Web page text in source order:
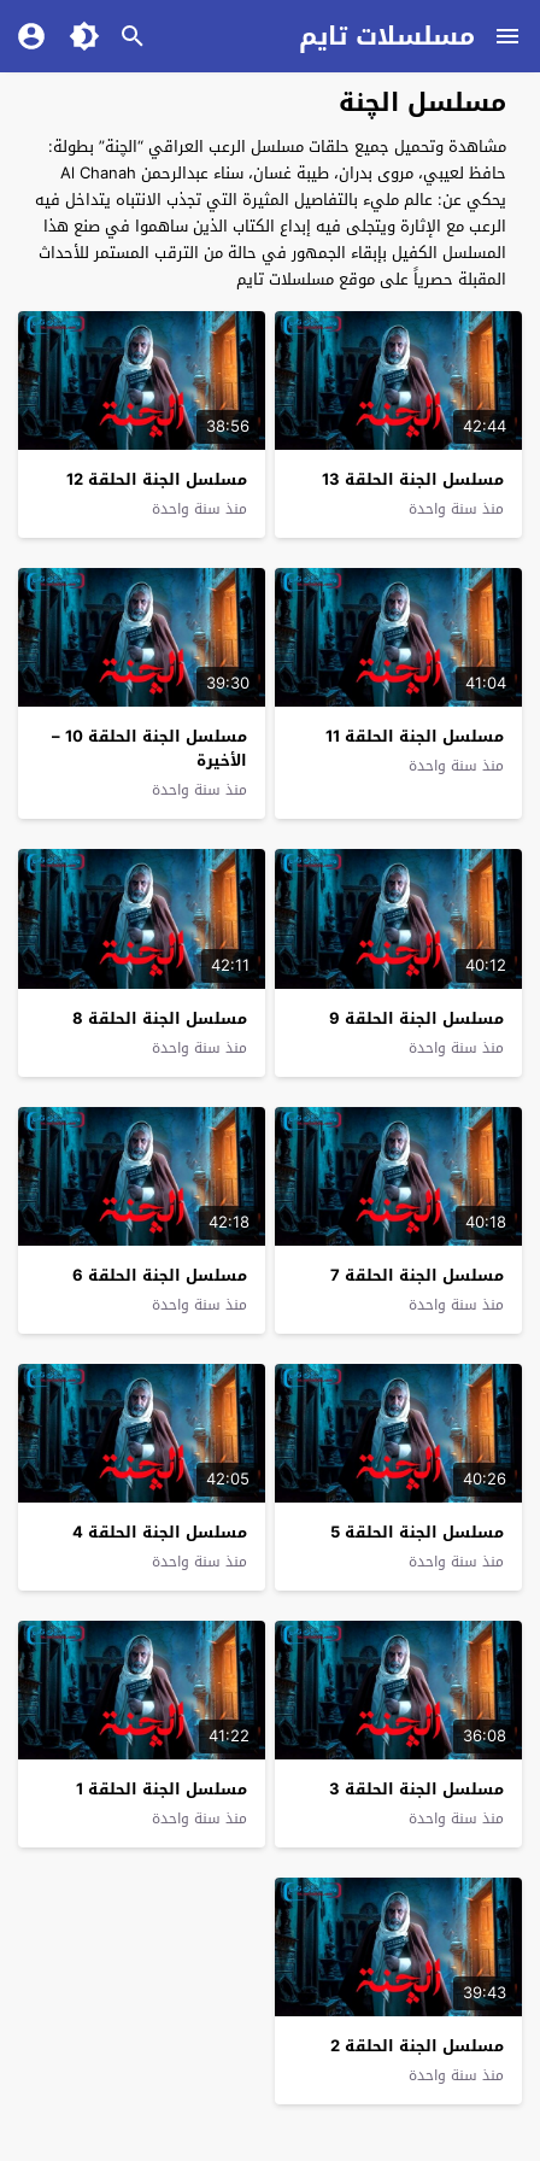
مسلسلات تايم
مسلسل الچنة
مشاهدة وتحميل جميع حلقات مسلسل الرعب العراقي “الچنة” بطولة:
حافظ لعيبي، مروى بدران، طيبة غسان، سناء عبدالرحمن Al Chanah
يحكي عن: عالم مليء بالتفاصيل المثيرة التي تجذب الانتباه يتداخل فيه
الرعب مع الإثارة ويتجلى فيه إبداع الكتاب الذين ساهموا في صنع هذا
المسلسل الكفيل بإبقاء الجمهور في حالة من الترقب المستمر للأحداث
المقبلة حصرياً على موقع مسلسلات تايم
42:44
مسلسل الجنة الحلقة 13
منذ سنة واحدة
38:56
مسلسل الجنة الحلقة 12
منذ سنة واحدة
41:04
مسلسل الجنة الحلقة 11
منذ سنة واحدة
39:30
مسلسل الجنة الحلقة 10 –
الأخيرة
منذ سنة واحدة
40:12
مسلسل الجنة الحلقة 9
منذ سنة واحدة
42:11
مسلسل الجنة الحلقة 8
منذ سنة واحدة
40:18
مسلسل الجنة الحلقة 7
منذ سنة واحدة
42:18
مسلسل الجنة الحلقة 6
منذ سنة واحدة
40:26
مسلسل الجنة الحلقة 5
منذ سنة واحدة
42:05
مسلسل الجنة الحلقة 4
منذ سنة واحدة
36:08
مسلسل الجنة الحلقة 3
منذ سنة واحدة
41:22
مسلسل الجنة الحلقة 1
منذ سنة واحدة
39:43
مسلسل الجنة الحلقة 2
منذ سنة واحدة